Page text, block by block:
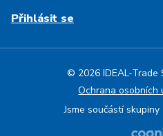
Přihlásit se
© 2026 IDEAL-Trade
Ochrana osobních
Jsme součástí skupiny